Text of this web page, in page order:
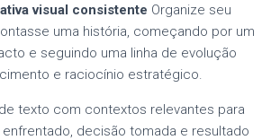
visual consistente Organize seu
uma história, começando por um
e seguindo uma linha de evolução
e raciocínio estratégico.
texto com contextos relevantes para
decisão tomada e resultado